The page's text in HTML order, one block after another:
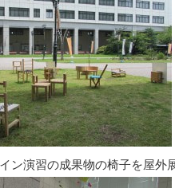
演習の成果物の椅子を屋外